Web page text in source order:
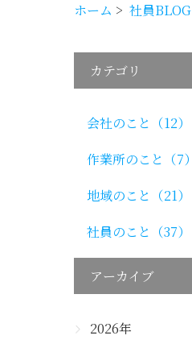
ホーム > 社員BLOG
カテゴリ
会社のこと（12）
作業所のこと（7）
地域のこと（21）
社員のこと（37）
アーカイブ
2026年